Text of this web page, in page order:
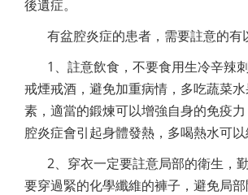
後遺症。
有盆腔炎症的患者，需要註意的有
1、註意飲食，不要食用生冷辛辣
戒煙戒酒，避免加重病情，多吃蔬菜
素，適當的鍛煉可以增強自身的免疫
腔炎症會引起身體發熱，多喝熱水可以
2、穿衣一定要註意局部的衛生，
要穿過緊的化學纖維的褲子，避免局